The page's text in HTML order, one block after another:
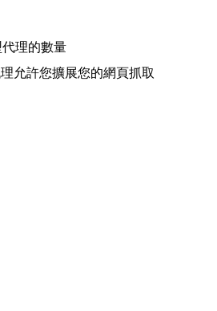
理的數量
允許您擴展您的網頁抓取